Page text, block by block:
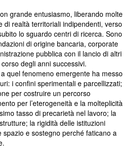
grande entusiasmo, liberando molte
di realtà territoriali indipendenti, verso
lo sguardo centri di ricerca. Sono
di origine bancaria, corporate
pubblica con il lancio di altri
degli anni successivi.
quel fenomeno emergente ha messo
i confini sperimentali e parcellizzati;
per costruire un percorso
per l’eterogeneità e la molteplicità
tasso di precarietà nel lavoro; la
la rigidità delle istituzioni
spazio e sostegno perché faticano a